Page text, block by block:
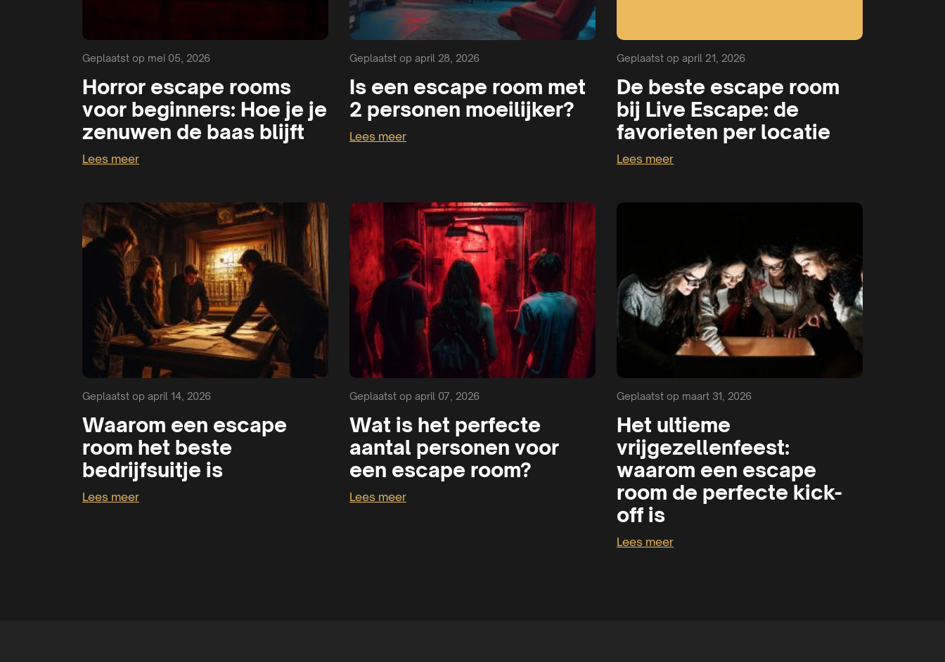
Geplaatst op mei 05, 2026
Horror escape rooms
voor beginners: Hoe je je
zenuwen de baas blijft
Lees meer
Geplaatst op april 28, 2026
Is een escape room met
2 personen moeilijker?
Lees meer
Geplaatst op april 21, 2026
De beste escape room
bij Live Escape: de
favorieten per locatie
Lees meer
Geplaatst op april 14, 2026
Waarom een escape
room het beste
bedrijfsuitje is
Lees meer
Geplaatst op april 07, 2026
Wat is het perfecte
aantal personen voor
een escape room?
Lees meer
Geplaatst op maart 31, 2026
Het ultieme
vrijgezellenfeest:
waarom een escape
room de perfecte kick-
off is
Lees meer